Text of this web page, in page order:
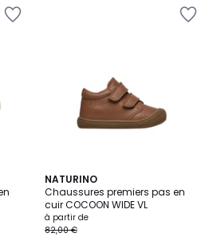
NATURINO
Chaussures premiers pas en
cuir COCOON WIDE VL
à partir de
82,00 €
3
Couleurs